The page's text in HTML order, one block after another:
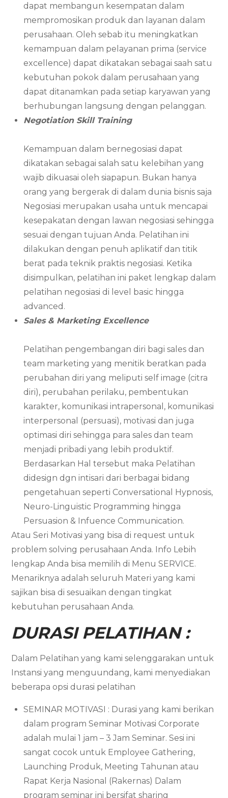
dapat membangun kesempatan dalam
mempromosikan produk dan layanan dalam
perusahaan. Oleh sebab itu meningkatkan
kemampuan dalam pelayanan prima (service
excellence) dapat dikatakan sebagai saah satu
kebutuhan pokok dalam perusahaan yang
dapat ditanamkan pada setiap karyawan yang
berhubungan langsung dengan pelanggan.
Negotiation Skill Training
Kemampuan dalam bernegosiasi dapat
dikatakan sebagai salah satu kelebihan yang
wajib dikuasai oleh siapapun. Bukan hanya
orang yang bergerak di dalam dunia bisnis saja
Negosiasi merupakan usaha untuk mencapai
kesepakatan dengan lawan negosiasi sehingga
sesuai dengan tujuan Anda. Pelatihan ini
dilakukan dengan penuh aplikatif dan titik
berat pada teknik praktis negosiasi. Ketika
disimpulkan, pelatihan ini paket lengkap dalam
pelatihan negosiasi di level basic hingga
advanced.
Sales & Marketing Excellence
Pelatihan pengembangan diri bagi sales dan
team marketing yang menitik beratkan pada
perubahan diri yang meliputi self image (citra
diri), perubahan perilaku, pembentukan
karakter, komunikasi intrapersonal, komunikasi
interpersonal (persuasi), motivasi dan juga
optimasi diri sehingga para sales dan team
menjadi pribadi yang lebih produktif.
Berdasarkan Hal tersebut maka Pelatihan
didesign dgn intisari dari berbagai bidang
pengetahuan seperti Conversational Hypnosis,
Neuro-Linguistic Programming hingga
Persuasion & Infuence Communication.
Atau Seri Motivasi yang bisa di request untuk
problem solving perusahaan Anda. Info Lebih
lengkap Anda bisa memilih di Menu SERVICE.
Menariknya adalah seluruh Materi yang kami
sajikan bisa di sesuaikan dengan tingkat
kebutuhan perusahaan Anda.
DURASI PELATIHAN :
Dalam Pelatihan yang kami selenggarakan untuk
Instansi yang menguundang, kami menyediakan
beberapa opsi durasi pelatihan
SEMINAR MOTIVASI : Durasi yang kami berikan
dalam program Seminar Motivasi Corporate
adalah mulai 1 jam – 3 Jam Seminar. Sesi ini
sangat cocok untuk Employee Gathering,
Launching Produk, Meeting Tahunan atau
Rapat Kerja Nasional (Rakernas) Dalam
program seminar ini bersifat sharing